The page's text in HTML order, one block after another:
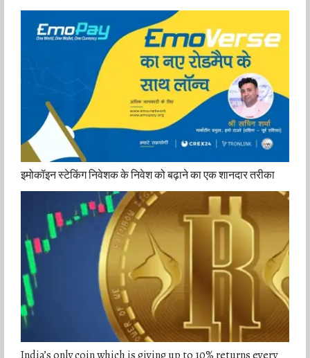
इमोकॉइन स्टेकिंग निवेशक के निवेश को बढ़ाने का एक शानदार तरीका